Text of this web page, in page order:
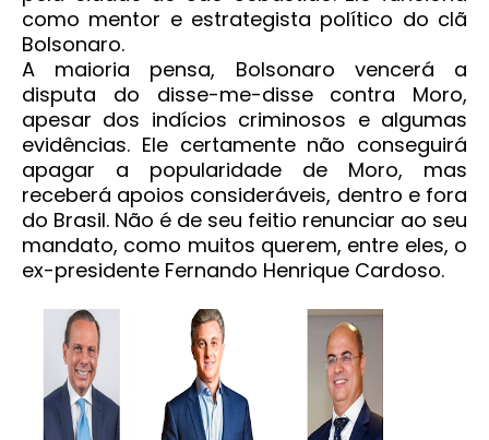
como mentor e estrategista político do clã
Bolsonaro.
A maioria pensa, Bolsonaro vencerá a
disputa do disse-me-disse contra Moro,
apesar dos indícios criminosos e algumas
evidências. Ele certamente não conseguirá
apagar a popularidade de Moro, mas
receberá apoios consideráveis, dentro e fora
do Brasil. Não é de seu feitio renunciar ao seu
mandato, como muitos querem, entre eles, o
ex-presidente Fernando Henrique Cardoso.